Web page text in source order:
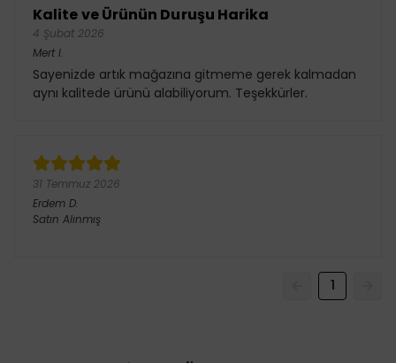
Kalite ve Ürünün Duruşu Harika
4 Şubat 2026
Mert I.
Sayenizde artık mağazına gitmeme gerek kalmadan
aynı kalitede ürünü alabiliyorum. Teşekkürler.
31 Temmuz 2026
Erdem D.
Satın Alınmış
1